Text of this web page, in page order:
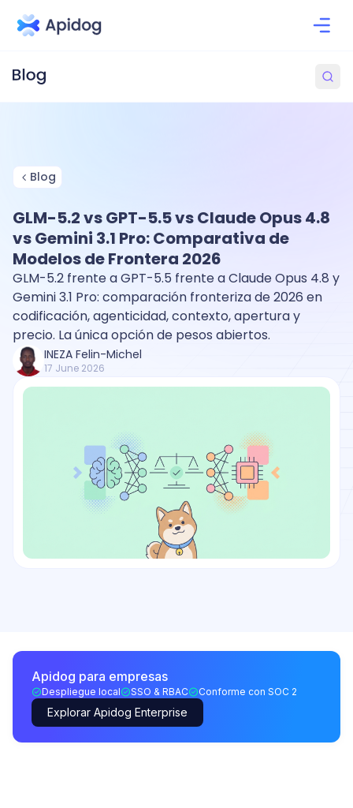
Blog
GLM-5.2 vs GPT-5.5 vs Claude Opus 4.8
vs Gemini 3.1 Pro: Comparativa de
Modelos de Frontera 2026
GLM-5.2 frente a GPT-5.5 frente a Claude Opus 4.8 y
Gemini 3.1 Pro: comparación fronteriza de 2026 en
codificación, agenticidad, contexto, apertura y
precio. La única opción de pesos abiertos.
INEZA Felin-Michel
17 June 2026
Apidog para empresas
Despliegue local SSO & RBAC Conforme con SOC 2
Explorar Apidog Enterprise